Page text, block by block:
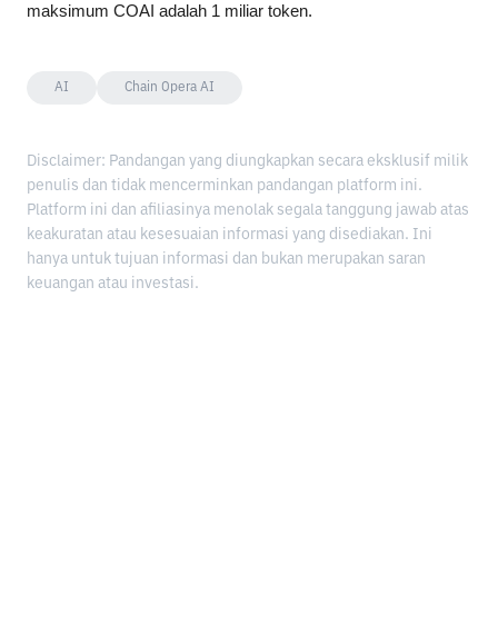
maksimum COAI adalah 1 miliar token.
AI Chain Opera AI
Disclaimer: Pandangan yang diungkapkan secara eksklusif milik
penulis dan tidak mencerminkan pandangan platform ini.
Platform ini dan afiliasinya menolak segala tanggung jawab atas
keakuratan atau kesesuaian informasi yang disediakan. Ini
hanya untuk tujuan informasi dan bukan merupakan saran
keuangan atau investasi.